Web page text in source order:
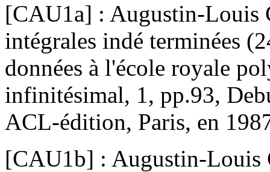
[CAU1a] : Augustin-Louis
intégrales indé terminées
données à l'école royale
infinitésimal, 1, pp.93,
ACL-édition, Paris, en
[CAU1b] : Augustin-Louis